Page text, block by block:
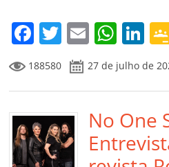
F
a
c
e
b
o
T
w
itt
er
E
m
ai
l
W
h
at
s
A
p
Li
n
k
e
dI
n
188580 27 de julho de
No One